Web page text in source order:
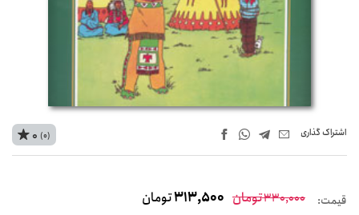
اشتراک‌ گذاری 0 (0)
قیمت: 330,000تومان 313,500تومان